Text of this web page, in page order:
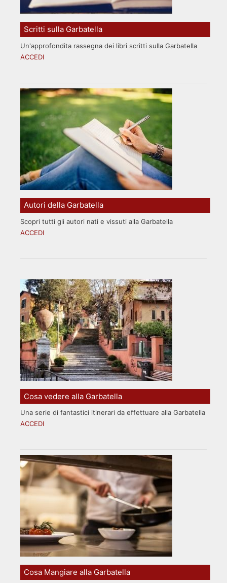
Scritti sulla Garbatella
Un'approfondita rassegna dei libri scritti sulla Garbatella
ACCEDI
Autori della Garbatella
Scopri tutti gli autori nati e vissuti alla Garbatella
ACCEDI
Cosa vedere alla Garbatella
Una serie di fantastici itinerari da effettuare alla Garbatella
ACCEDI
Cosa Mangiare alla Garbatella